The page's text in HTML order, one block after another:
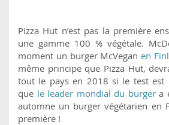
Pizza Hut n’est pas la première
une gamme 100 % végétale.
moment un burger McVegan en
même principe que Pizza Hut,
tout le pays en 2018 si le test est
que le leader mondial du burgera
automne un burger végétarien en
première !